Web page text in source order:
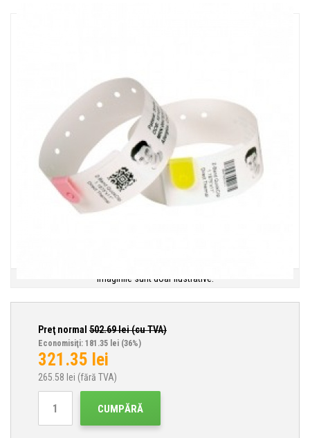
Imaginile sunt doar ilustrative.
Preţ normal 502.69lei (cu TVA)
Economisiţi: 181.35 lei (36%)
321.35 lei
265.58 lei (fără TVA)
CUMPĂRĂ